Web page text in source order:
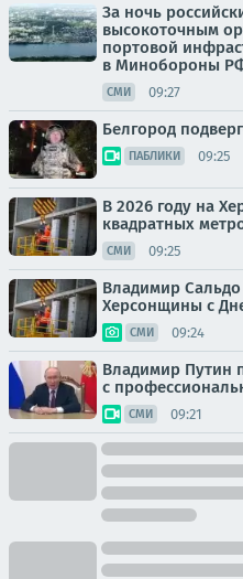
За ночь
высокоточным
портовой
в Минобороны
СМИ 09:27
Белгород
ПАБЛИКИ 09:25
В 2026 году на
квадратных
СМИ 09:25
Владимир
Херсонщины с
СМИ 09:24
Владимир Путин
с
СМИ 09:21